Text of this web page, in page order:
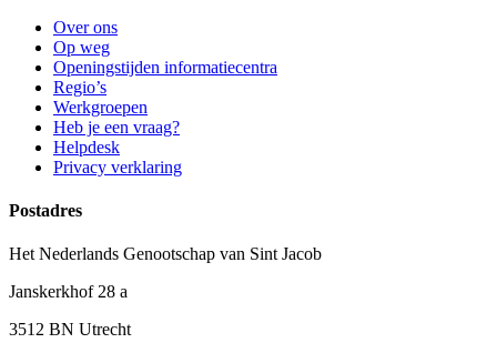
Over ons
Op weg
Openingstijden informatiecentra
Regio’s
Werkgroepen
Heb je een vraag?
Helpdesk
Privacy verklaring
Postadres
Het Nederlands Genootschap van Sint Jacob
Janskerkhof 28 a
3512 BN Utrecht